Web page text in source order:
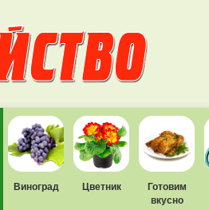
Виноград Цветник
Готовим
вкусно